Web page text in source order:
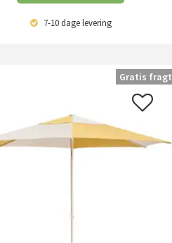
7-10 dagelevering
Gratis fragt